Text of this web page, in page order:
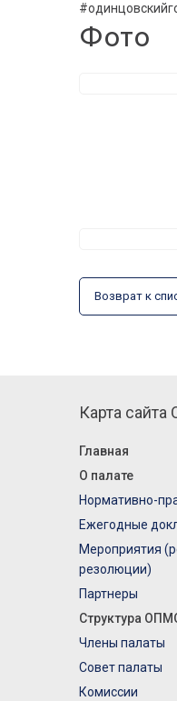
Фото
Возврат к
Карта
Главная
О палате
Нормативно-
Ежегодные
Мероприятия
резолюции)
Партнеры
Структура
Члены палаты
Совет палаты
Комиссии